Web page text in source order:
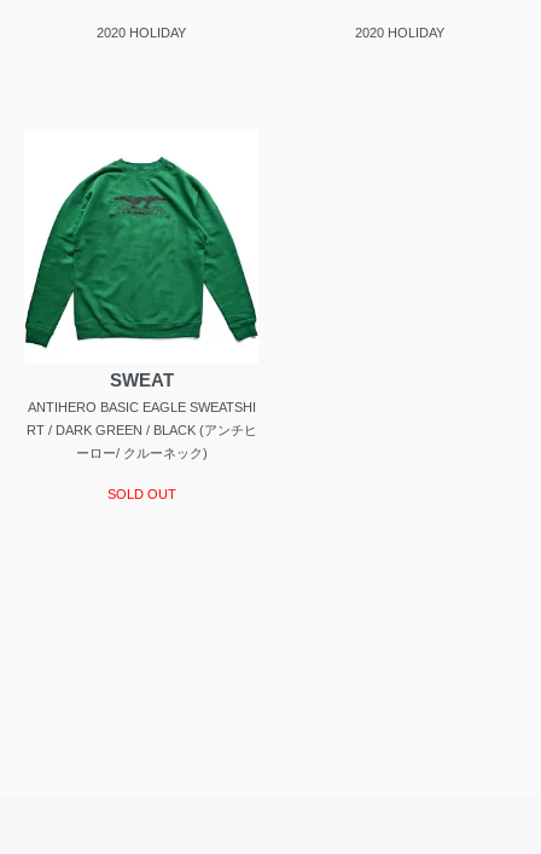
2020 HOLIDAY 2020 HOLIDAY
SWEAT
ANTIHERO BASIC EAGLE SWEATSHI
RT / DARK GREEN / BLACK (アンチヒ
ーロー/ クルーネック)
SOLD OUT